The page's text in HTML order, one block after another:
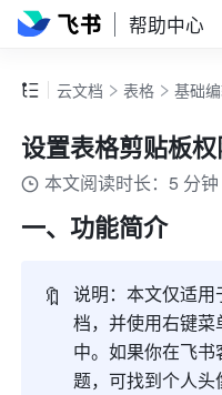
帮助中心
云文档 表格 基础
设置表格剪贴板
本文阅读时长：5 分钟
一、功能简介
🔖
说明：本文仅适
档，并使用右键菜
中。如果你在飞
题，可找到个人